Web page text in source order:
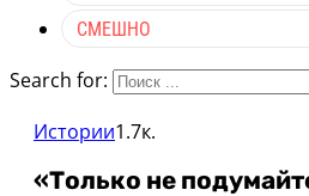
СМЕШНО
Search for:
Истории1.7к.
«Только не